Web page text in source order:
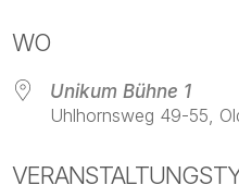
WO
Unikum Bühne 1
Uhlhornsweg 49-55,